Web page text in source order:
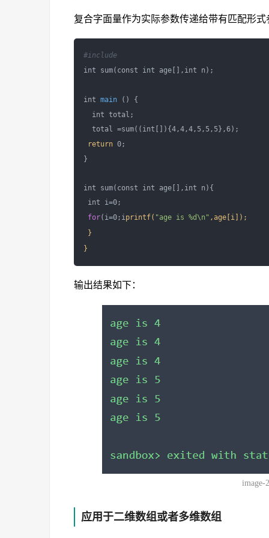
复合字面量作为实际参数传递给带有匹配形式
#include
int sum(const int age[],int n);
int main () {
int total;
total =sum((int[]){4,4,4,5,5,5},6);
return 0;
}
int sum(const int age[],int n){
int i=0;
for(i=0;iprintf( "age is %d\n" ,age[i]);
}
输出结果如下：
image-
应用于二维数组或者多维数组